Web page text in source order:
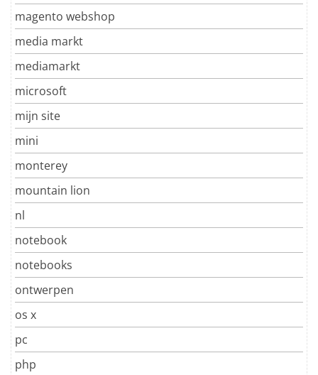
magento webshop
media markt
mediamarkt
microsoft
mijn site
mini
monterey
mountain lion
nl
notebook
notebooks
ontwerpen
os x
pc
php